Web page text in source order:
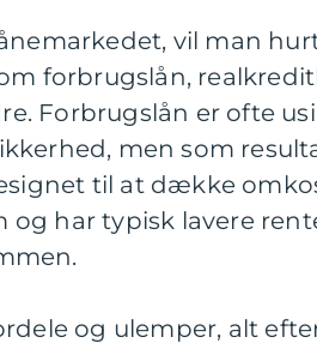
vil man
forbrugslån,
Forbrugslån er ofte
men som
til at dække
og har typisk lavere
og ulemper, alt